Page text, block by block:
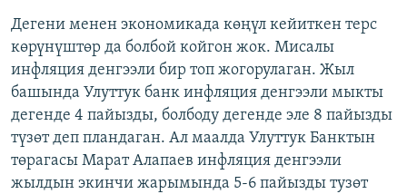
Дегени менен экономикада көңүл кейиткен терс
көрүнүштөр да болбой койгон жок. Мисалы
инфляция денгээли бир топ жогорулаган. Жыл
башында Улуттук банк инфляция денгээли мыкты
дегенде 4 пайызды, болбоду дегенде эле 8 пайызды
түзөт деп пландаган. Ал маалда Улуттук Банктын
төрагасы Марат Алапаев инфляция денгээли
жылдын экинчи жарымында 5-6 пайызды тузөт